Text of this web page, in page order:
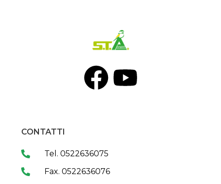
CONTATTI
Tel. 0522636075
Fax. 0522636076